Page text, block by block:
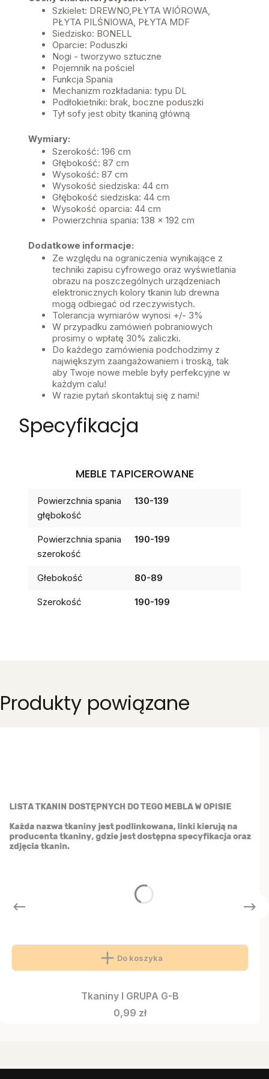
Szkielet: DREWNO,PŁYTA WIÓROWA,
PŁYTA PILŚNIOWA, PŁYTA MDF
Siedzisko: BONELL
Oparcie: Poduszki
Nogi - tworzywo sztuczne
Pojemnik na pościel
Funkcja Spania
Mechanizm rozkładania: typu DL
Podłokietniki: brak, boczne poduszki
Tył sofy jest obity tkaniną główną
Wymiary:
Szerokość: 196 cm
Głębokość: 87 cm
Wysokość: 87 cm
Wysokość siedziska: 44 cm
Głębokość siedziska: 44 cm
Wysokość oparcia: 44 cm
Powierzchnia spania: 138 x 192 cm
Dodatkowe informacje:
Ze względu na ograniczenia wynikające z
techniki zapisu cyfrowego oraz wyświetlania
obrazu na poszczególnych urządzeniach
elektronicznych kolory tkanin lub drewna
mogą odbiegać od rzeczywistych.
Tolerancja wymiarów wynosi +/- 3%
W przypadku zamówień pobraniowych
prosimy o wpłatę 30% zaliczki.
Do każdego zamówienia podchodzimy z
największym zaangażowaniem i troską, tak
aby Twoje nowe meble były perfekcyjne w
każdym calu!
W razie pytań skontaktuj się z nami!
Specyfikacja
MEBLE TAPICEROWANE
Powierzchnia spania
głębokość
130-139
Powierzchnia spania
szerokość
190-199
Głebokość 80-89
Szerokość 190-199
Produkty powiązane
Do koszyka
Tkaniny I GRUPA G-B
Cena
0,99 zł